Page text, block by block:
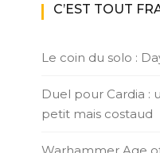
C’EST TOUT
Le coin du solo :
Duel pour Cardia :
petit mais costaud